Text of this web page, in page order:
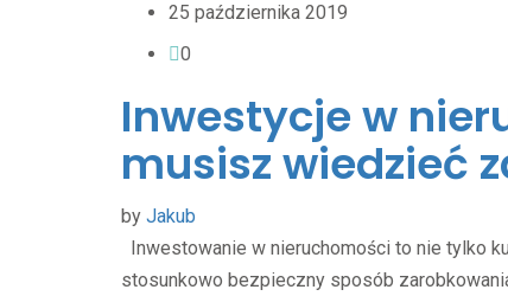
25 października 2019
0
Inwestycje w
musisz wiedzieć
by Jakub
Inwestowanie w nieruchomości to nie tylko
stosunkowo bezpieczny sposób